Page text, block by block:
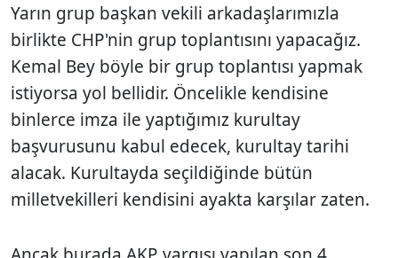
Yarın grup başkan vekili arkadaşlarımızla
birlikte CHP'nin grup toplantısını yapacağız.
Kemal Bey böyle bir grup toplantısı yapmak
istiyorsa yol bellidir. Öncelikle kendisine
binlerce imza ile yaptığımız kurultay
başvurusunu kabul edecek, kurultay tarihi
alacak. Kurultayda seçildiğinde bütün
milletvekilleri kendisini ayakta karşılar zaten.